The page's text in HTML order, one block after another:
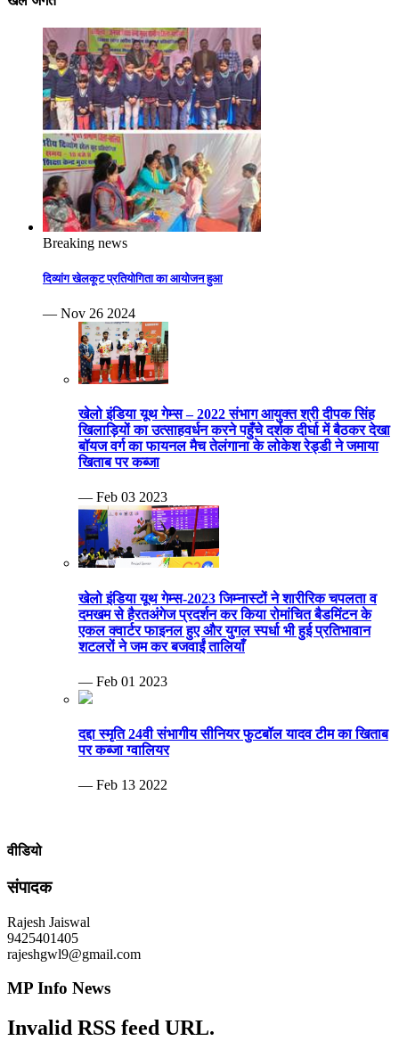
Breaking news
दिव्यांग खेलकूट प्रतियोगिता का आयोजन हुआ
— Nov 26 2024
खेलो इंडिया यूथ गेम्स – 2022 संभाग आयुक्त श्री दीपक सिंह
खिलाड़ियों का उत्साहवर्धन करने पहुँचे दर्शक दीर्घा में बैठकर देखा
बॉयज वर्ग का फायनल मैच तेलंगाना के लोकेश रेड्डी ने जमाया
खिताब पर कब्जा
— Feb 03 2023
खेलो इंडिया यूथ गेम्स-2023 जिम्नास्टों ने शारीरिक चपलता व
दमखम से हैरतअंगेज प्रदर्शन कर किया रोमांचित बैडमिंटन के
एकल क्वार्टर फाइनल हुए और युगल स्पर्धा भी हुई प्रतिभावान
शटलरों ने जम कर बजवाईं तालियाँ
— Feb 01 2023
दद्दा स्मृति 24वी संभागीय सीनियर फुटबॉल यादव टीम का खिताब
पर कब्जा ग्वालियर
— Feb 13 2022
वीडियो
संपादक
Rajesh Jaiswal
9425401405
rajeshgwl9@gmail.com
MP Info News
Invalid RSS feed URL.